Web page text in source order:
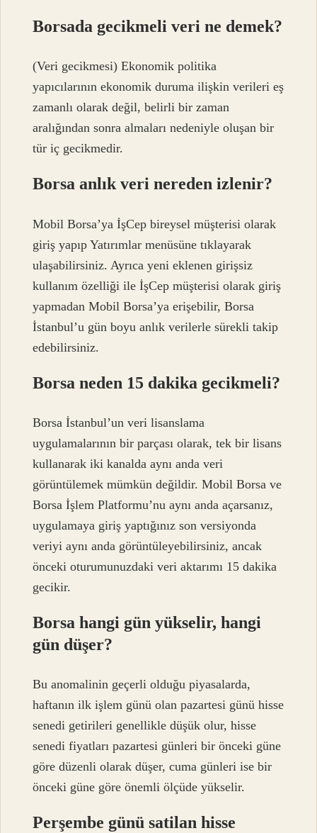
Borsada gecikmeli veri ne demek?
(Veri gecikmesi) Ekonomik politika
yapıcılarının ekonomik duruma ilişkin verileri eş
zamanlı olarak değil, belirli bir zaman
aralığından sonra almaları nedeniyle oluşan bir
tür iç gecikmedir.
Borsa anlık veri nereden izlenir?
Mobil Borsa’ya İşCep bireysel müşterisi olarak
giriş yapıp Yatırımlar menüsüne tıklayarak
ulaşabilirsiniz. Ayrıca yeni eklenen girişsiz
kullanım özelliği ile İşCep müşterisi olarak giriş
yapmadan Mobil Borsa’ya erişebilir, Borsa
İstanbul’u gün boyu anlık verilerle sürekli takip
edebilirsiniz.
Borsa neden 15 dakika gecikmeli?
Borsa İstanbul’un veri lisanslama
uygulamalarının bir parçası olarak, tek bir lisans
kullanarak iki kanalda aynı anda veri
görüntülemek mümkün değildir. Mobil Borsa ve
Borsa İşlem Platformu’nu aynı anda açarsanız,
uygulamaya giriş yaptığınız son versiyonda
veriyi aynı anda görüntüleyebilirsiniz, ancak
önceki oturumunuzdaki veri aktarımı 15 dakika
gecikir.
Borsa hangi gün yükselir, hangi
gün düşer?
Bu anomalinin geçerli olduğu piyasalarda,
haftanın ilk işlem günü olan pazartesi günü hisse
senedi getirileri genellikle düşük olur, hisse
senedi fiyatları pazartesi günleri bir önceki güne
göre düzenli olarak düşer, cuma günleri ise bir
önceki güne göre önemli ölçüde yükselir.
Perşembe günü satilan hisse